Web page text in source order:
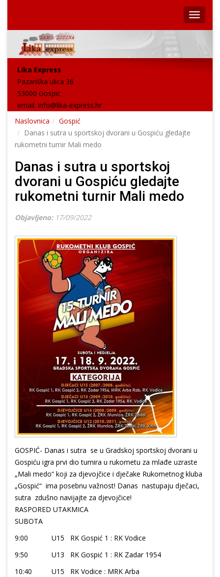
Lika Express
Pazariška ulica 36
53000 Gospić
email: info@lika-express.hr
Naslovnica
Gospić
Danas i sutra u sportskoj dvorani u Gospiću gledajte
rukometni turnir Mali medo
Danas i sutra u sportskoj
dvorani u Gospiću gledajte
rukometni turnir Mali medo
Objavljeno: 17/09/2022
GOSPIĆ- Danas i sutra se u Gradskoj sportskoj dvorani u
Gospiću igra prvi dio turnira u rukometu za mlađe uzraste
„Mali medo“ koji za djevojčice i dječake Rukometnog kluba
„Gospić“ ima posebnu važnost! Danas nastupaju dječaci,
sutra zdušno navijajte za djevojčice!
RASPORED UTAKMICA
SUBOTA
9:00 U15 RK Gospić 1 : RK Vodice
9:50 U13 RK Gospić 1 : RK Zadar 1954
10:40 U15 RK Vodice : MRK Arba